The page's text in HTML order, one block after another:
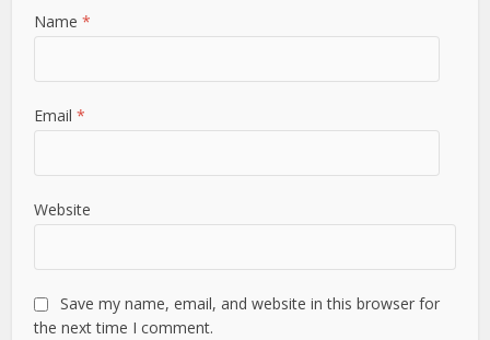
Name*
Email*
Website
Save my name, email, and website in this browser for
the next time I comment.